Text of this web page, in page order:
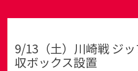
9/13（土）川崎戦 ジ
収ボックス設置